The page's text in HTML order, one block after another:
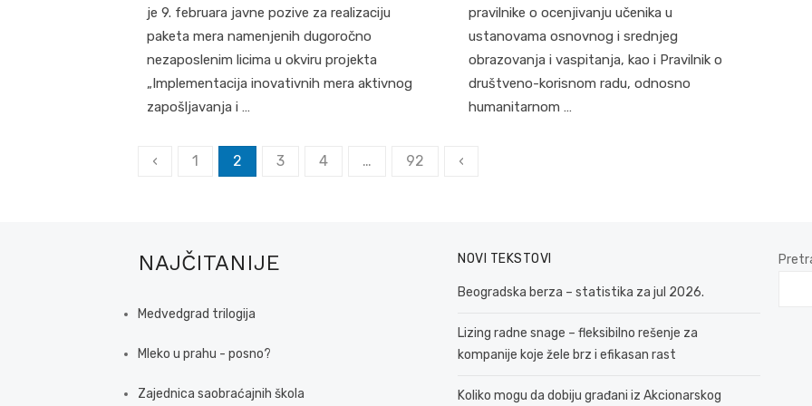
je 9. februara javne pozive za realizaciju
paketa mera namenjenih dugoročno
nezaposlenim licima u okviru projekta
„Implementacija inovativnih mera aktivnog
zapošljavanja i …
pravilnike o ocenjivanju učenika u
ustanovama osnovnog i srednjeg
obrazovanja i vaspitanja, kao i Pravilnik o
društveno-korisnom radu, odnosno
humanitarnom …
Posts
‹ 1 2 3 4 … 92 ‹
NAJČITANIJE
Medvedgrad trilogija
Mleko u prahu - posno?
Zajednica saobraćajnih škola
NOVI TEKSTOVI
Beogradska berza – statistika za jul 2026.
Lizing radne snage – fleksibilno rešenje za
kompanije koje žele brz i efikasan rast
Koliko mogu da dobiju građani iz Akcionarskog